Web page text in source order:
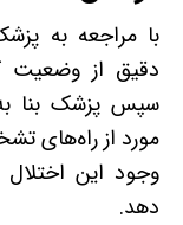
با مراجعه به
دقیق از وضعیت
سپس پزشک بنا
مورد از راه‌های
وجود این اختلال
دهد.